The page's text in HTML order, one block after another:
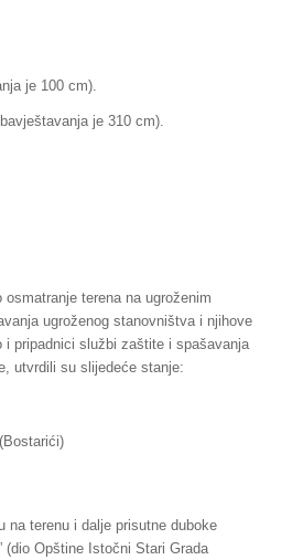
je 100 cm).
je 310 cm).
terena na ugroženim
ugroženog stanovništva i njihove
pripadnici službi zaštite i spašavanja
utvrdili su slijedeće stanje:
na terenu i dalje prisutne duboke
(dio Opštine Istočni Stari Grada